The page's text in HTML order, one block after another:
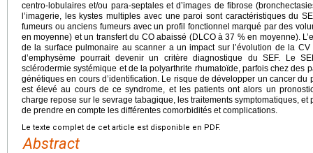
centro-lobulaires et/ou para-septales et d’images de fibrose
l’imagerie, les kystes multiples avec une paroi sont caractéristiques du
fumeurs ou anciens fumeurs avec un profil fonctionnel marqué par des
en moyenne) et un transfert du CO abaissé (DLCO à 37 % en moyenne).
de la surface pulmonaire au scanner a un impact sur l’évolution de la
d’emphysème pourrait devenir un critère diagnostique du SEF. Le
sclérodermie systémique et de la polyarthrite rhumatoïde, parfois chez des
génétiques en cours d’identification. Le risque de développer un cancer
est élevé au cours de ce syndrome, et les patients ont alors un
charge repose sur le sevrage tabagique, les traitements symptomatiques,
de prendre en compte les différentes comorbidités et complications.
Le texte complet de cet article est disponible en PDF.
Abstract